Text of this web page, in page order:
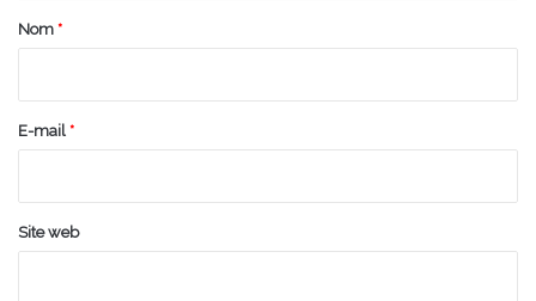
a
e
Nom *
E-mail *
Site web